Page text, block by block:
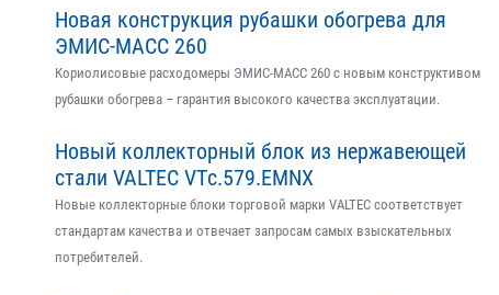
Новая конструкция рубашки обогрева для
ЭМИС-МАСС 260
Кориолисовые расходомеры ЭМИС-МАСС 260 с новым конструктивом
рубашки обогрева – гарантия высокого качества эксплуатации.
Новый коллекторный блок из нержавеющей
стали VALTEC VTс.579.EMNX
Новые коллекторные блоки торговой марки VALTEC соответствует
стандартам качества и отвечает запросам самых взыскательных
потребителей.